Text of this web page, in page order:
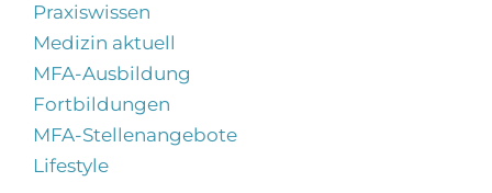
Praxiswissen
Medizin aktuell
MFA-Ausbildung
Fortbildungen
MFA-Stellenangebote
Lifestyle